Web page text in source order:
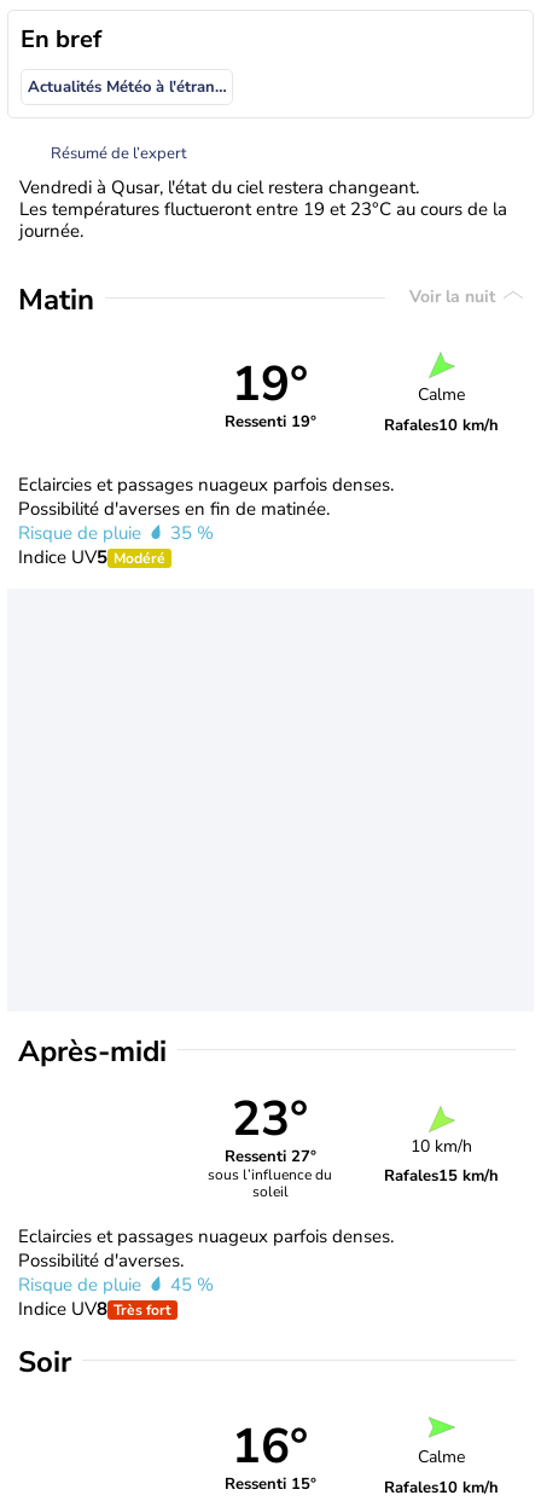
En bref
Actualités Météo à l'étranger
Résumé de l’expert
Vendredi à Qusar, l'état du ciel restera changeant.
Les températures fluctueront entre 19 et 23°C au cours de la
journée.
Matin Voir la nuit
19°
Ressenti 19°
Calme
Rafales10 km/h
Eclaircies et passages nuageux parfois denses.
Possibilité d'averses en fin de matinée.
Risque de pluie
35 %
Indice UV5 Modéré
Après-midi
23°
Ressenti 27°
sous l’influence du
soleil
10 km/h
Rafales15 km/h
Eclaircies et passages nuageux parfois denses.
Possibilité d'averses.
Risque de pluie
45 %
Indice UV8 Très fort
Soir
16°
Ressenti 15°
Calme
Rafales10 km/h